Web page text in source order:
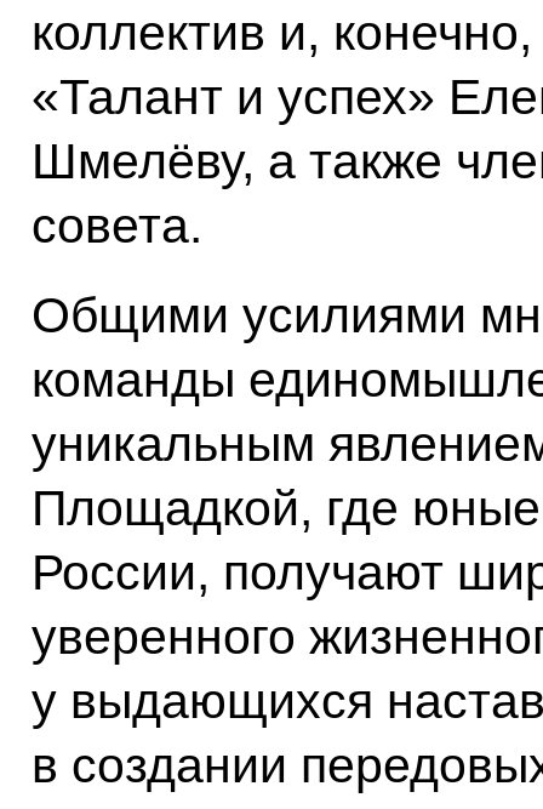
коллектив и,
«Талант и успех»
Шмелёву, а также
совета.
Общими усилиями
команды
уникальным
Площадкой, где
России, получают
уверенного
у выдающихся
в создании